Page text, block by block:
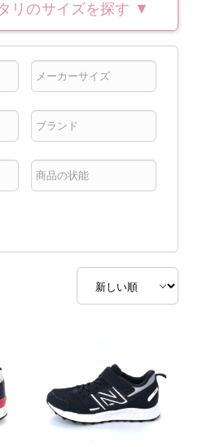
リのサイズを探す ▼